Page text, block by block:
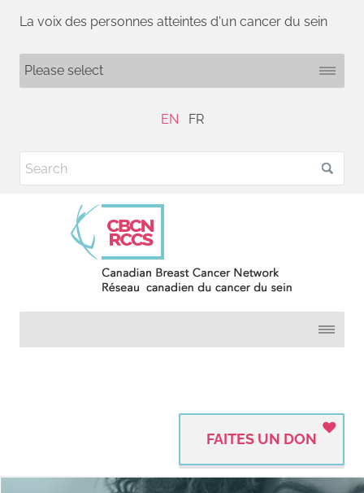
La voix des personnes atteintes d'un cancer du sein
EN FR
FAITES UN DON